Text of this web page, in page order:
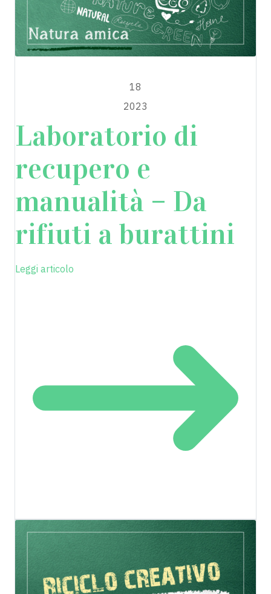
18
2023
Laboratorio di
recupero e
manualità – Da
rifiuti a burattini
Leggi articolo